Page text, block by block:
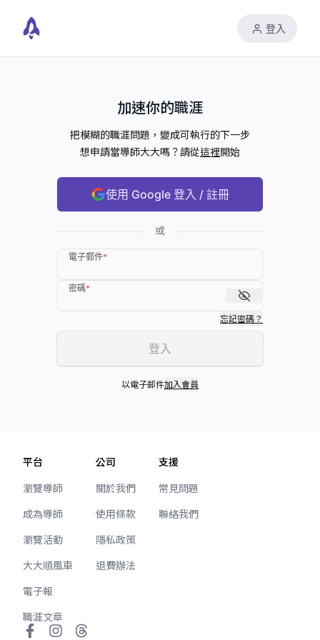
登入
加速你的職涯
把模糊的職涯問題，變成可執行的下一步
想申請當導師大大嗎？請從這裡開始
使用 Google 登入 / 註冊
或
電子郵件*
密碼*
忘記密碼？
登入
以電子郵件加入會員
平台
瀏覽導師
成為導師
瀏覽活動
大大順風車
電子報
職涯文章
公司
關於我們
使用條款
隱私政策
退費辦法
支援
常見問題
聯絡我們